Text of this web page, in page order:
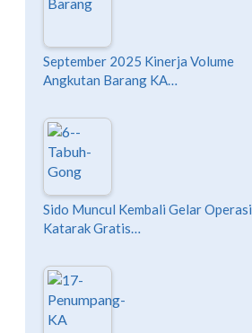
September 2025 Kinerja Volume
Angkutan Barang KA…
Sido Muncul Kembali Gelar Operasi
Katarak Gratis…